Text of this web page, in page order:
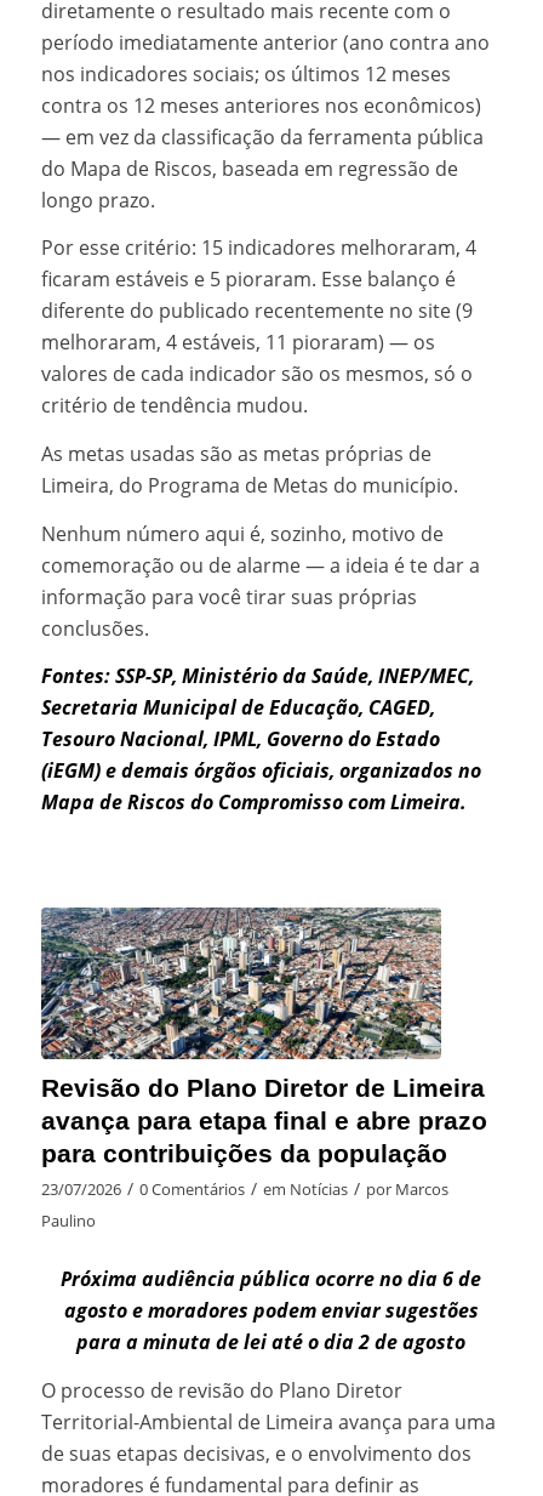
diretamente o resultado mais recente com o
período imediatamente anterior (ano contra ano
nos indicadores sociais; os últimos 12 meses
contra os 12 meses anteriores nos econômicos)
— em vez da classificação da ferramenta pública
do Mapa de Riscos, baseada em regressão de
longo prazo.
Por esse critério: 15 indicadores melhoraram, 4
ficaram estáveis e 5 pioraram. Esse balanço é
diferente do publicado recentemente no site (9
melhoraram, 4 estáveis, 11 pioraram) — os
valores de cada indicador são os mesmos, só o
critério de tendência mudou.
As metas usadas são as metas próprias de
Limeira, do Programa de Metas do município.
Nenhum número aqui é, sozinho, motivo de
comemoração ou de alarme — a ideia é te dar a
informação para você tirar suas próprias
conclusões.
Fontes: SSP-SP, Ministério da Saúde, INEP/MEC,
Secretaria Municipal de Educação, CAGED,
Tesouro Nacional, IPML, Governo do Estado
(iEGM) e demais órgãos oficiais, organizados no
Mapa de Riscos do Compromisso com Limeira.
Revisão do Plano Diretor de Limeira
avança para etapa final e abre prazo
para contribuições da população
23/07/2026 / 0 Comentários / em Notícias / por Marcos
Paulino
Próxima audiência pública ocorre no dia 6 de
agosto e moradores podem enviar sugestões
para a minuta de lei até o dia 2 de agosto
O processo de revisão do Plano Diretor
Territorial-Ambiental de Limeira avança para uma
de suas etapas decisivas, e o envolvimento dos
moradores é fundamental para definir as